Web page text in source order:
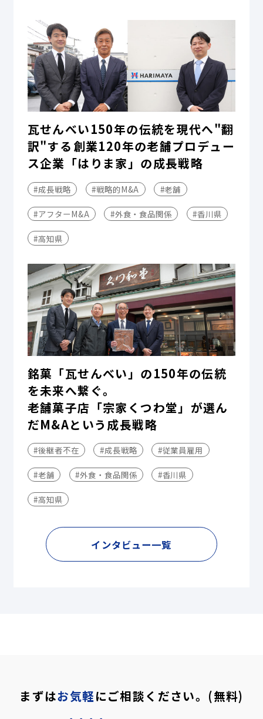
瓦せんべい150年の伝統を現代へ"翻
訳"する――創業120年の老舗プロデュー
ス企業「はりま家」の成長戦略
#成長戦略 #戦略的M&A #老舗
#アフターM&A #外食・食品関係 #香川県
#高知県
銘菓「瓦せんべい」の150年の伝統
を未来へ繋ぐ。
老舗菓子店「宗家くつわ堂」が選ん
だM&Aという成長戦略
#後継者不在 #成長戦略 #従業員雇用
#老舗 #外食・食品関係 #香川県
#高知県
インタビュー一覧
まずはお気軽にご相談ください。(無料)